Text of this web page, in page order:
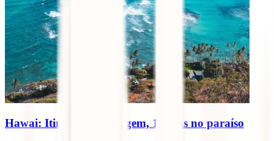
Hawai: Itinerário de viagem, 10 dias no paraíso